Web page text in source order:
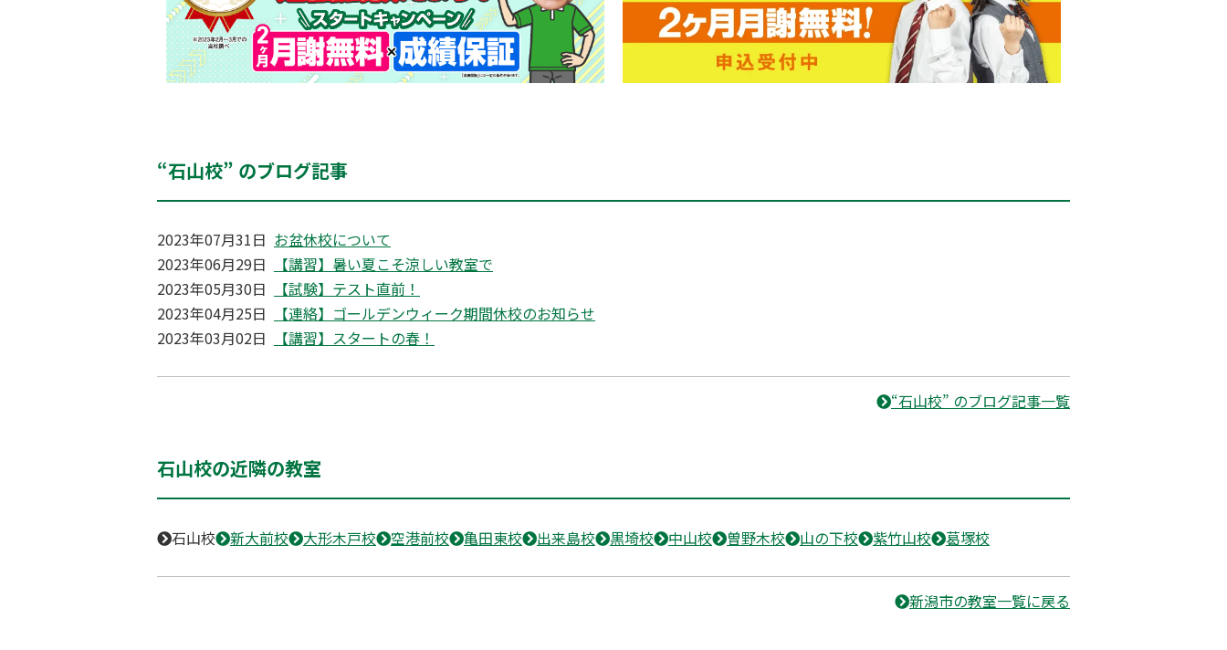
“石山校” のブログ記事
2023年07月31日 お盆休校について
2023年06月29日
【講習】暑い夏こそ涼しい教室で
2023年05月30日
【試験】テスト直前！
2023年04月25日
【連絡】ゴールデンウィーク期間休校のお知らせ
2023年03月02日
【講習】スタートの春！
“石山校” のブログ記事一覧
石山校の近隣の教室
石山校 新大前校 大形木戸校 空港前校 亀田東校 出来島校 黒埼校 中山校 曽野木校 山の下校 紫竹山校 葛塚校
新潟市の教室一覧に戻る